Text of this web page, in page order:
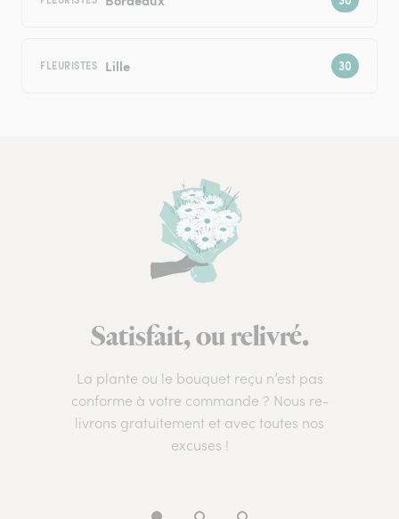
FLEURISTES Lille
Satisfait, ou relivré.
La plante ou le bouquet reçu n’est pas
conforme à votre commande ? Nous re-
livrons gratuitement et avec toutes nos
excuses !